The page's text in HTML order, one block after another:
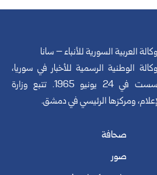
العربية السورية للأنباء – سانا
الوطنية الرسمية للأخبار في سوريا،
تأسست في 24 يونيو 1965. تتبع وزارة
ومركزها الرئيسي في دمشق.
صحافة
صور